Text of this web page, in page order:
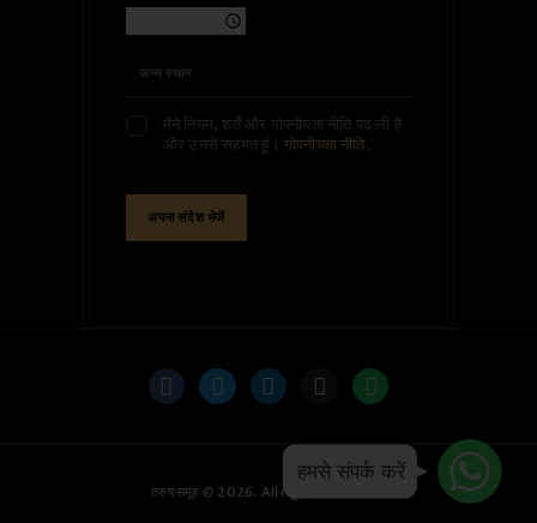
मैंने नियम, शर्तें और गोपनीयता नीति पढ़ ली है
और उनसे सहमत हूं। गोपनीयता नीति.
तरुष समूह © 2026. All rights reserved.
WhatsApp
हमसे संपर्क करें